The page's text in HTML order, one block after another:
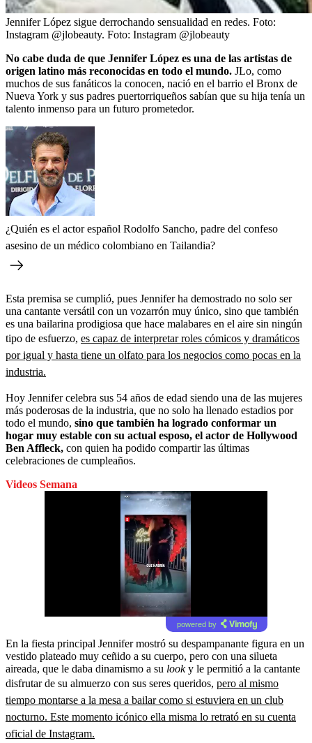
Jennifer López sigue derrochando sensualidad en redes. Foto:
Instagram @jlobeauty. Foto: Instagram @jlobeauty
No cabe duda de que Jennifer López es una de las artistas de
origen latino más reconocidas en todo el mundo. JLo, como
muchos de sus fanáticos la conocen, nació en el barrio el Bronx de
Nueva York y sus padres puertorriqueños sabían que su hija tenía un
talento inmenso para un futuro prometedor.
¿Quién es el actor español Rodolfo Sancho, padre del confeso
asesino de un médico colombiano en Tailandia?
Esta premisa se cumplió, pues Jennifer ha demostrado no solo ser
una cantante versátil con un vozarrón muy único, sino que también
es una bailarina prodigiosa que hace malabares en el aire sin ningún
tipo de esfuerzo, es capaz de interpretar roles cómicos y dramáticos
por igual y hasta tiene un olfato para los negocios como pocas en la
industria.
Hoy Jennifer celebra sus 54 años de edad siendo una de las mujeres
más poderosas de la industria, que no solo ha llenado estadios por
todo el mundo, sino que también ha logrado conformar un
hogar muy estable con su actual esposo, el actor de Hollywood
Ben Affleck, con quien ha podido compartir las últimas
celebraciones de cumpleaños.
Videos Semana
powered by
En la fiesta principal Jennifer mostró su despampanante figura en un
vestido plateado muy ceñido a su cuerpo, pero con una silueta
aireada, que le daba dinamismo a su looky le permitió a la cantante
disfrutar de su almuerzo con sus seres queridos, pero al mismo
tiempo montarse a la mesa a bailar como si estuviera en un club
nocturno. Este momento icónico ella misma lo retrató en su cuenta
oficial de Instagram.